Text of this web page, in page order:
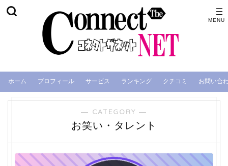
ホーム プロフィール サービス ランキング クチコミ お問い合
― CATEGORY ―
お笑い・タレント